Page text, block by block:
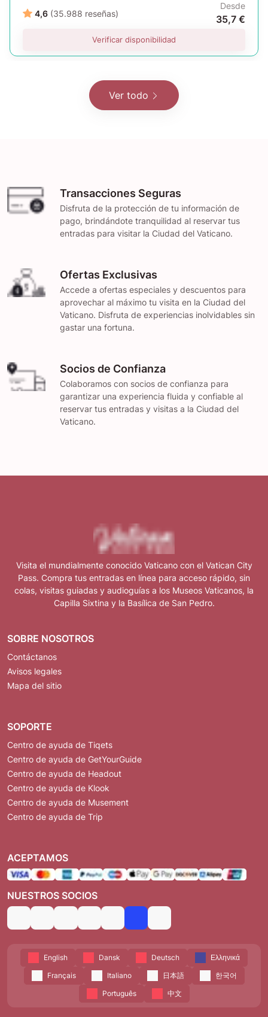
4,6 (35.988 reseñas)
Desde
35,7 €
Verificar disponibilidad
Ver todo
Transacciones Seguras
Disfruta de la protección de tu información de
pago, brindándote tranquilidad al reservar tus
entradas para visitar la Ciudad del Vaticano.
Ofertas Exclusivas
Accede a ofertas especiales y descuentos para
aprovechar al máximo tu visita en la Ciudad del
Vaticano. Disfruta de experiencias inolvidables sin
gastar una fortuna.
Socios de Confianza
Colaboramos con socios de confianza para
garantizar una experiencia fluida y confiable al
reservar tus entradas y visitas a la Ciudad del
Vaticano.
Visita el mundialmente conocido Vaticano con el Vatican City
Pass. Compra tus entradas en línea para acceso rápido, sin
colas, visitas guiadas y audioguías a los Museos Vaticanos, la
Capilla Sixtina y la Basílica de San Pedro.
SOBRE NOSOTROS
Contáctanos
Avisos legales
Mapa del sitio
SOPORTE
Centro de ayuda de Tiqets
Centro de ayuda de GetYourGuide
Centro de ayuda de Headout
Centro de ayuda de Klook
Centro de ayuda de Musement
Centro de ayuda de Trip
ACEPTAMOS
NUESTROS SOCIOS
English Dansk Deutsch
Ελληνικά
Français
Italiano 日本語
한국어
Português
中文